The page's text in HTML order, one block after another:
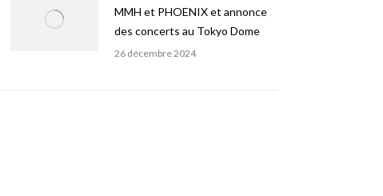
MMH et PHOENIX et annonce
des concerts au Tokyo Dome
26 décembre 2024